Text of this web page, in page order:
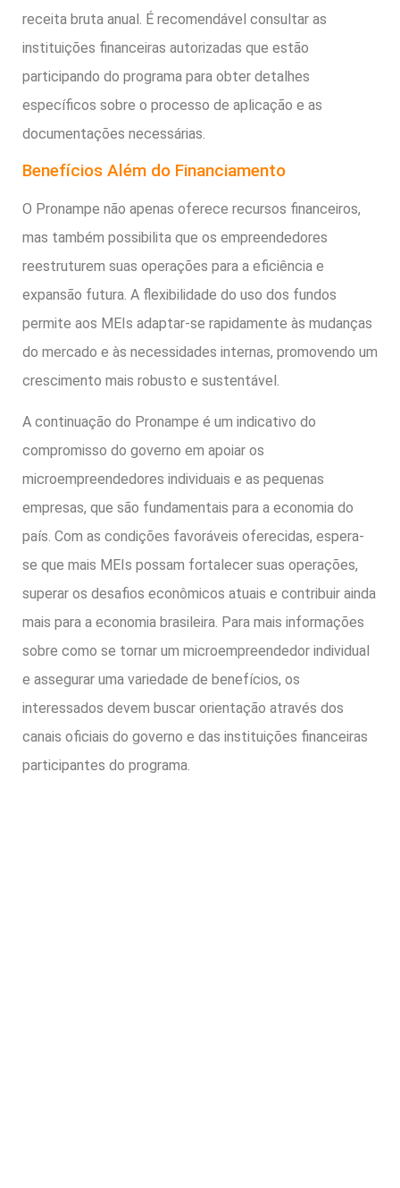
receita bruta anual. É recomendável consultar as
instituições financeiras autorizadas que estão
participando do programa para obter detalhes
específicos sobre o processo de aplicação e as
documentações necessárias.
Benefícios Além do Financiamento
O Pronampe não apenas oferece recursos financeiros,
mas também possibilita que os empreendedores
reestruturem suas operações para a eficiência e
expansão futura. A flexibilidade do uso dos fundos
permite aos MEIs adaptar-se rapidamente às mudanças
do mercado e às necessidades internas, promovendo um
crescimento mais robusto e sustentável.
A continuação do Pronampe é um indicativo do
compromisso do governo em apoiar os
microempreendedores individuais e as pequenas
empresas, que são fundamentais para a economia do
país. Com as condições favoráveis oferecidas, espera-
se que mais MEIs possam fortalecer suas operações,
superar os desafios econômicos atuais e contribuir ainda
mais para a economia brasileira. Para mais informações
sobre como se tornar um microempreendedor individual
e assegurar uma variedade de benefícios, os
interessados devem buscar orientação através dos
canais oficiais do governo e das instituições financeiras
participantes do programa.